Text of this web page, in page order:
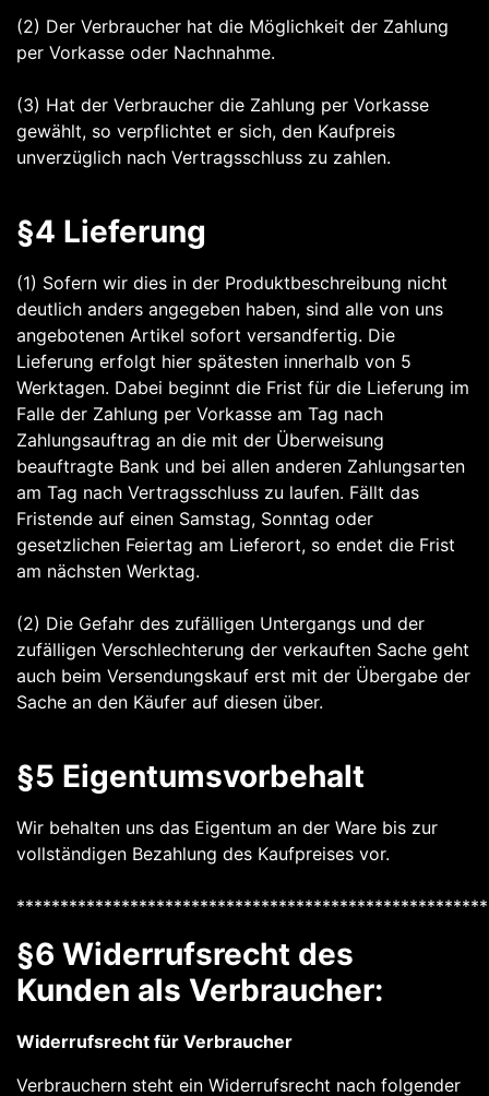
(2) Der Verbraucher hat die Möglichkeit der Zahlung
per Vorkasse oder Nachnahme.
(3) Hat der Verbraucher die Zahlung per Vorkasse
gewählt, so verpflichtet er sich, den Kaufpreis
unverzüglich nach Vertragsschluss zu zahlen.
§4 Lieferung
(1) Sofern wir dies in der Produktbeschreibung nicht
deutlich anders angegeben haben, sind alle von uns
angebotenen Artikel sofort versandfertig. Die
Lieferung erfolgt hier spätesten innerhalb von 5
Werktagen. Dabei beginnt die Frist für die Lieferung im
Falle der Zahlung per Vorkasse am Tag nach
Zahlungsauftrag an die mit der Überweisung
beauftragte Bank und bei allen anderen Zahlungsarten
am Tag nach Vertragsschluss zu laufen. Fällt das
Fristende auf einen Samstag, Sonntag oder
gesetzlichen Feiertag am Lieferort, so endet die Frist
am nächsten Werktag.
(2) Die Gefahr des zufälligen Untergangs und der
zufälligen Verschlechterung der verkauften Sache geht
auch beim Versendungskauf erst mit der Übergabe der
Sache an den Käufer auf diesen über.
§5 Eigentumsvorbehalt
Wir behalten uns das Eigentum an der Ware bis zur
vollständigen Bezahlung des Kaufpreises vor.
§6 Widerrufsrecht des
Kunden als Verbraucher:
Widerrufsrecht für Verbraucher
Verbrauchern steht ein Widerrufsrecht nach folgender